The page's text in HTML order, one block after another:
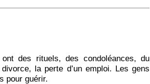
des rituels, des condoléances, du
la perte d’un emploi. Les gens
pour guérir.